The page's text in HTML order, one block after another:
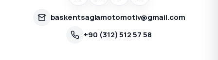
baskentsaglamotomotiv@gmail.com
+90 (312) 512 57 58